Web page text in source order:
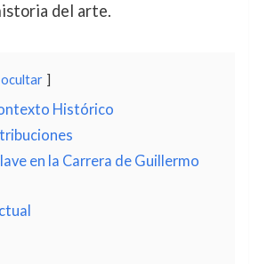
del arte.
ocultar
Histórico
en la Carrera de Guillermo